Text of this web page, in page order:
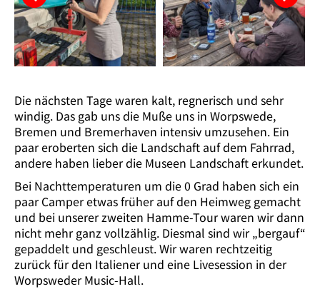
Die nächsten Tage waren kalt, regnerisch und sehr
windig. Das gab uns die Muße uns in Worpswede,
Bremen und Bremerhaven intensiv umzusehen. Ein
paar eroberten sich die Landschaft auf dem Fahrrad,
andere haben lieber die Museen Landschaft erkundet.
Bei Nachttemperaturen um die 0 Grad haben sich ein
paar Camper etwas früher auf den Heimweg gemacht
und bei unserer zweiten Hamme-Tour waren wir dann
nicht mehr ganz vollzählig. Diesmal sind wir „bergauf“
gepaddelt und geschleust. Wir waren rechtzeitig
zurück für den Italiener und eine Livesession in der
Worpsweder Music-Hall.